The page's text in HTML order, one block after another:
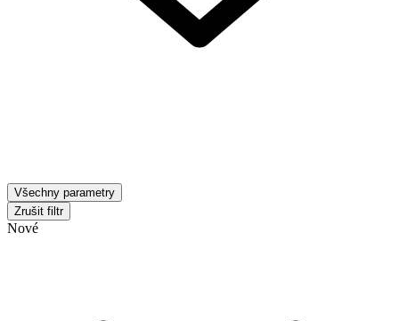
Všechny parametry
Zrušit filtr
Nové